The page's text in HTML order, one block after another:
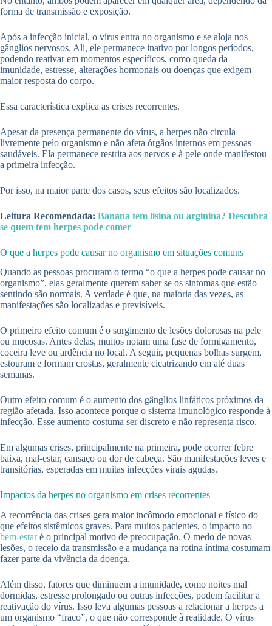
forma de transmissão e exposição.
Após a infecção inicial, o vírus entra no organismo e se aloja nos
gânglios nervosos. Ali, ele permanece inativo por longos períodos,
podendo reativar em momentos específicos, como queda da
imunidade, estresse, alterações hormonais ou doenças que exigem
maior resposta do corpo.
Essa característica explica as crises recorrentes.
Apesar da presença permanente do vírus, a herpes não circula
livremente pelo organismo e não afeta órgãos internos em pessoas
saudáveis. Ela permanece restrita aos nervos e à pele onde manifestou
a primeira infecção.
Por isso, na maior parte dos casos, seus efeitos são localizados.
Leitura Recomendada: Banana tem lisina ou arginina? Descubra
se quem tem herpes pode comer
O que a herpes pode causar no organismo em situações comuns
Quando as pessoas procuram o termo “o que a herpes pode causar no
organismo”, elas geralmente querem saber se os sintomas que estão
sentindo são normais. A verdade é que, na maioria das vezes, as
manifestações são localizadas e previsíveis.
O primeiro efeito comum é o surgimento de lesões dolorosas na pele
ou mucosas. Antes delas, muitos notam uma fase de formigamento,
coceira leve ou ardência no local. A seguir, pequenas bolhas surgem,
estouram e formam crostas, geralmente cicatrizando em até duas
semanas.
Outro efeito comum é o aumento dos gânglios linfáticos próximos da
região afetada. Isso acontece porque o sistema imunológico responde à
infecção. Esse aumento costuma ser discreto e não representa risco.
Em algumas crises, principalmente na primeira, pode ocorrer febre
baixa, mal-estar, cansaço ou dor de cabeça. São manifestações leves e
transitórias, esperadas em muitas infecções virais agudas.
Impactos da herpes no organismo em crises recorrentes
A recorrência das crises gera maior incômodo emocional e físico do
que efeitos sistêmicos graves. Para muitos pacientes, o impacto no
bem-estaré o principal motivo de preocupação. O medo de novas
lesões, o receio da transmissão e a mudança na rotina íntima costumam
fazer parte da vivência da doença.
Além disso, fatores que diminuem a imunidade, como noites mal
dormidas, estresse prolongado ou outras infecções, podem facilitar a
reativação do vírus. Isso leva algumas pessoas a relacionar a herpes a
um organismo “fraco”, o que não corresponde à realidade. O vírus